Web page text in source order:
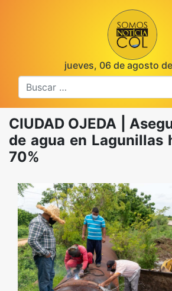
jueves, 06 de agosto
CIUDAD OJEDA |
de agua en Lagunillas
70%